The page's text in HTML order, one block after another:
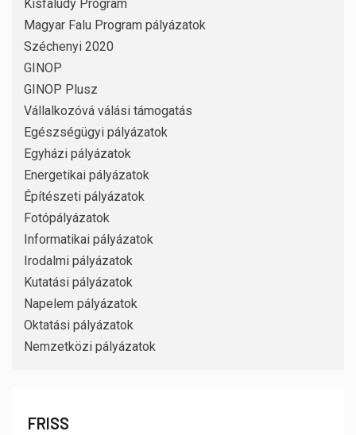
Kisfaludy Program
Magyar Falu Program pályázatok
Széchenyi 2020
GINOP
GINOP Plusz
Vállalkozóvá válási támogatás
Egészségügyi pályázatok
Egyházi pályázatok
Energetikai pályázatok
Építészeti pályázatok
Fotópályázatok
Informatikai pályázatok
Irodalmi pályázatok
Kutatási pályázatok
Napelem pályázatok
Oktatási pályázatok
Nemzetközi pályázatok
FRISS